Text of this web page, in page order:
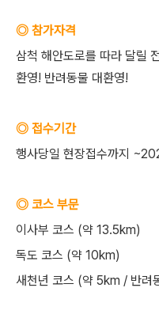
◎ 참가자격
삼척 해안도로를 따라 달릴
환영! 반려동물 대환영!
◎ 접수기간
행사당일 현장접수까지
◎ 코스 부문
이사부 코스 (약 13.5km)
독도 코스 (약 10km)
새천년 코스 (약 5km / 반려